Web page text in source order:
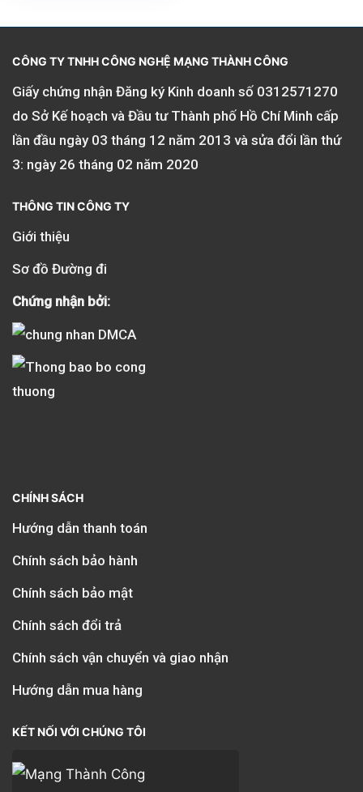
CÔNG TY TNHH CÔNG NGHỆ MẠNG THÀNH CÔNG
Giấy chứng nhận Đăng ký Kinh doanh số 0312571270
do Sở Kế hoạch và Đầu tư Thành phố Hồ Chí Minh cấp
lần đầu ngày 03 tháng 12 năm 2013 và sửa đổi lần thứ
3: ngày 26 tháng 02 năm 2020
THÔNG TIN CÔNG TY
Giới thiệu
Sơ đồ Đường đi
Chứng nhận bởi:
CHÍNH SÁCH
Hướng dẫn thanh toán
Chính sách bảo hành
Chính sách bảo mật
Chính sách đổi trả
Chính sách vận chuyển và giao nhận
Hướng dẫn mua hàng
KẾT NỐI VỚI CHÚNG TÔI